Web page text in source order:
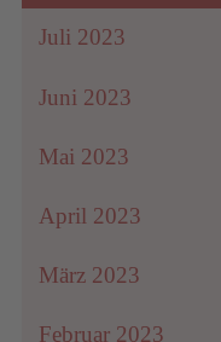
Juli 2023
Juni 2023
Mai 2023
April 2023
März 2023
Februar 2023